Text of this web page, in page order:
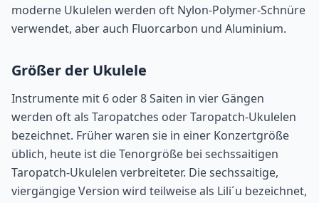
moderne Ukulelen werden oft Nylon-Polymer-Schnüre
verwendet, aber auch Fluorcarbon und Aluminium.
Größer der Ukulele
Instrumente mit 6 oder 8 Saiten in vier Gängen
werden oft als Taropatches oder Taropatch-Ukulelen
bezeichnet. Früher waren sie in einer Konzertgröße
üblich, heute ist die Tenorgröße bei sechssaitigen
Taropatch-Ukulelen verbreiteter. Die sechssaitige,
viergängige Version wird teilweise als Lili´u bezeichnet,